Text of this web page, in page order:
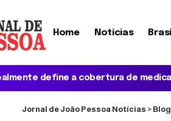
Home Noticias Brasil
Jornal de João Pessoa Notícias > Blog